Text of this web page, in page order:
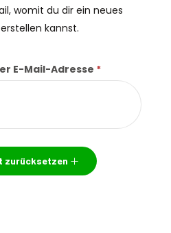
womit du dir ein neues
kannst.
E-Mail-Adresse *
zurücksetzen